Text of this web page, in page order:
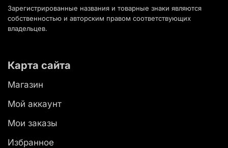
Зарегистрированные названия и товарные знаки являются
собственностью и авторским правом соответствующих
владельцев.
Карта сайта
Магазин
Мой аккаунт
Мои заказы
Избранное